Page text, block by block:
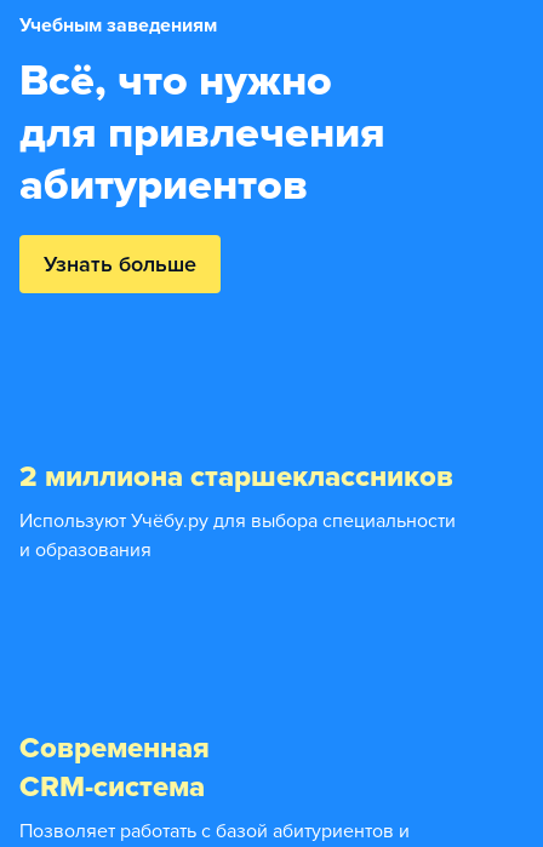
Учебным заведениям
Всё, что нужно
для привлечения
абитуриентов
Узнать больше
2 миллиона старшеклассников
Используют Учёбу.ру для выбора специальности
и образования
Современная
CRM-система
Позволяет работать с базой абитуриентов и